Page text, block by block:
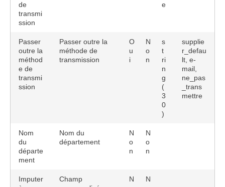
de
transmi
ssion
e
Passer
outre la
méthod
e de
transmi
ssion
Passer outre la
méthode de
transmission
O
u
i
N
o
n
s
t
ri
n
g
(
3
0
)
supplie
r_defau
lt, e-
mail,
ne_pas
_trans
mettre
Nom
du
départe
ment
Nom du
département
N
o
n
N
o
n
Imputer
Champ
N
N